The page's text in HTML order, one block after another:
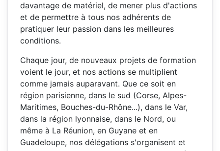
davantage de matériel, de mener plus d'actions
et de permettre à tous nos adhérents de
pratiquer leur passion dans les meilleures
conditions.
Chaque jour, de nouveaux projets de formation
voient le jour, et nos actions se multiplient
comme jamais auparavant. Que ce soit en
région parisienne, dans le sud (Corse, Alpes-
Maritimes, Bouches-du-Rhône...), dans le Var,
dans la région lyonnaise, dans le Nord, ou
même à La Réunion, en Guyane et en
Guadeloupe, nos délégations s'organisent et